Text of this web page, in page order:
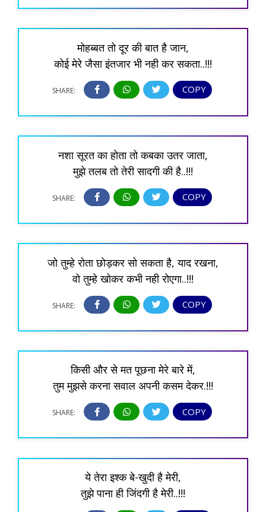
मोहब्बत तो दूर की बात है जान,
कोई मेरे जैसा इंतजार भी नही कर सकता..!!!
SHARE: COPY
नशा सूरत का होता तो कबका उतर जाता,
मुझे तलब तो तेरी सादगी की है..!!!
SHARE: COPY
जो तुम्हे रोता छोड़कर सो सकता है, याद रखना,
वो तुम्हे खोकर कभी नही रोएगा..!!!
SHARE: COPY
किसी और से मत पूछना मेरे बारे में,
तुम मुझसे करना सवाल अपनी कसम देकर.!!!
SHARE: COPY
ये तेरा इश्क बे-खुदी है मेरी,
तुझे पाना ही जिंदगी है मेरी..!!!